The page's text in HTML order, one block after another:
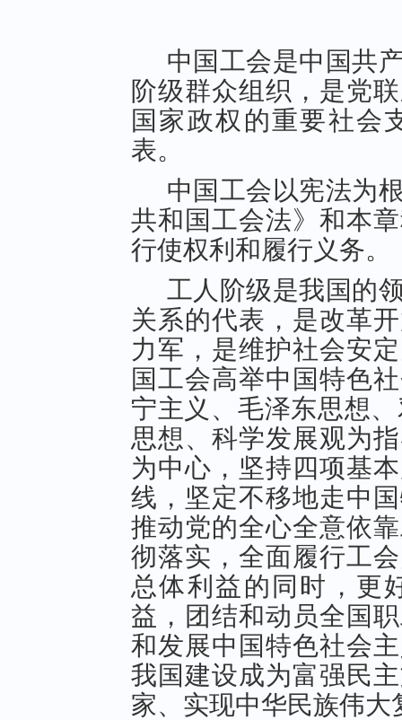
中国工会是中国共
阶级群众组织，是党
国家政权的重要社会
表。
中国工会以宪法为
共和国工会法》和本
行使权利和履行义务。
工人阶级是我国的
关系的代表，是改革
力军，是维护社会安
国工会高举中国特色
宁主义、毛泽东思想
思想、科学发展观为
为中心，坚持四项基
线，坚定不移地走中
推动党的全心全意依
彻落实，全面履行工
总体利益的同时，更
益，团结和动员全国
和发展中国特色社会
我国建设成为富强民
家、实现中华民族伟